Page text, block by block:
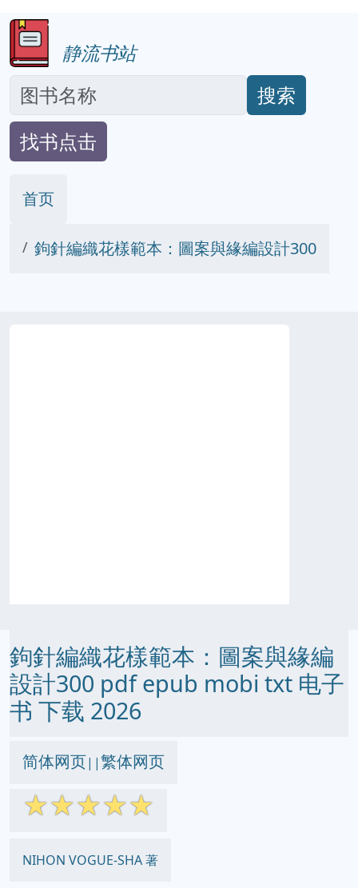
静流书站
搜索
找书点击
首页
鉤針編織花樣範本：圖案與緣編設計300
鉤針編織花樣範本：圖案與緣編
設計300 pdf epub mobi txt 电子
书 下载 2026
简体网页||繁体网页
☆☆☆☆☆
NIHON VOGUE-SHA 著